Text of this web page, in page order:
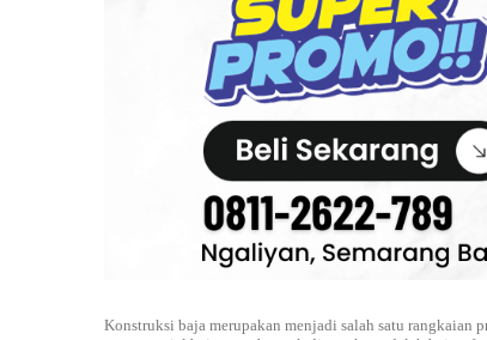
Konstruksi baja merupakan menjadi salah satu